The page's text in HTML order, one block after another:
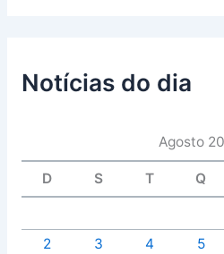
Notícias do dia
Agosto
D S T Q
2
3 4 5